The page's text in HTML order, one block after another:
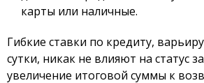
карты или наличные.
Гибкие ставки по кредиту,
сутки, никак не влияют на статус
увеличение итоговой суммы к